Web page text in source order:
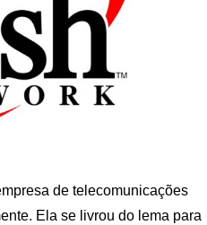
de telecomunicações
Ela se livrou do lema para